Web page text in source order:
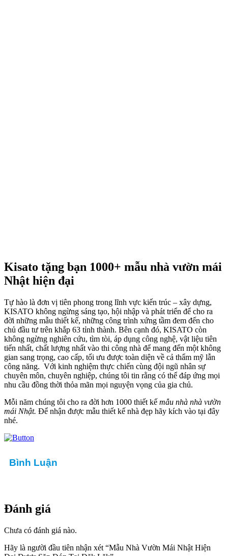
Kisato tặng bạn 1000+ mẫu nhà vườn mái
Nhật hiện đại
Tự hào là đơn vị tiên phong trong lĩnh vực kiến trúc – xây dựng,
KISATO không ngừng sáng tạo, hội nhập và phát triển để cho ra
đời những mẫu thiết kế, những công trình xứng tầm đem đến cho
chủ đầu tư trên khắp 63 tỉnh thành. Bên cạnh đó, KISATO còn
không ngừng nghiên cứu, tìm tòi, áp dụng công nghệ, vật liệu tiên
tiến nhất, chất lượng nhất vào thi công nhà để mang đến một không
gian sang trọng, cao cấp, tối ưu được toàn diện về cả thẩm mỹ lẫn
công năng. Với kinh nghiệm thực chiến cùng đội ngũ nhân sự
chuyên môn, chuyên nghiệp, chúng tôi tin rằng có thể đáp ứng mọi
nhu cầu đồng thời thỏa mãn mọi nguyện vọng của gia chủ.
Mỗi năm chúng tôi cho ra đời hơn 1000 thiết kế mẫu nhà nhà vườn
mái Nhật. Để nhận được mẫu thiết kế nhà đẹp hãy kích vào tại đây
nhé.
Bình Luận
Đánh giá
Chưa có đánh giá nào.
Hãy là người đầu tiên nhận xét “Mẫu Nhà Vườn Mái Nhật Hiện